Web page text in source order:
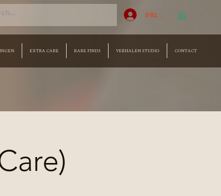
EXTRA CARE RARE FINDS VERHALEN STUDIO CONTACT
Inloggen